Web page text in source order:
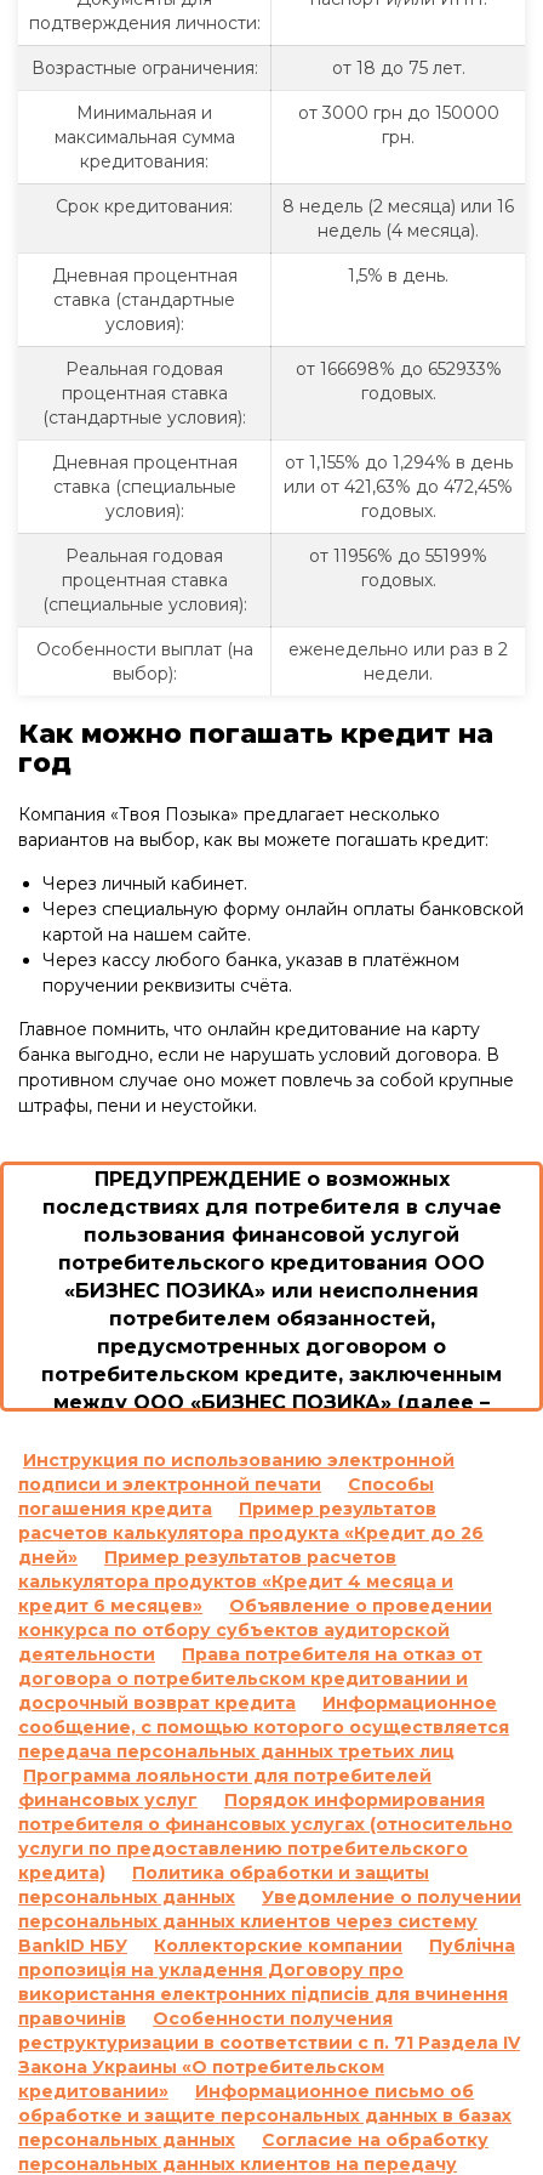
подтверждения личности:
Возрастные ограничения: от 18 до 75 лет.
Минимальная и
максимальная сумма
кредитования:
от 3000 грн до 150000
грн.
Срок кредитования:
8 недель (2 месяца) или 16
недель (4 месяца).
Дневная процентная
ставка (стандартные
условия):
1,5% в день.
Реальная годовая
процентная ставка
(стандартные условия):
от 166698% до 652933%
годовых.
Дневная процентная
ставка (специальные
условия):
от 1,155% до 1,294% в день
или от 421,63% до 472,45%
годовых.
Реальная годовая
процентная ставка
(специальные условия):
от 11956% до 55199%
годовых.
Особенности выплат (на
выбор):
еженедельно или раз в 2
недели.
Как можно погашать кредит на
год
Компания «Твоя Позыка» предлагает несколько
вариантов на выбор, как вы можете погашать кредит:
Через личный кабинет.
Через специальную форму онлайн оплаты банковской
картой на нашем сайте.
Через кассу любого банка, указав в платёжном
поручении реквизиты счёта.
Главное помнить, что онлайн кредитование на карту
банка выгодно, если не нарушать условий договора. В
противном случае оно может повлечь за собой крупные
штрафы, пени и неустойки.
ПРЕДУПРЕЖДЕНИЕ о возможных
последствиях для потребителя в случае
пользования финансовой услугой
потребительского кредитования ООО
«БИЗНЕС ПОЗИКА» или неисполнения
потребителем обязанностей,
предусмотренных договором о
потребительском кредите, заключенным
между ООО «БИЗНЕС ПОЗИКА» (далее –
1. Возможные последствия для потребителя в
случае пользования потребительским
кредитом или невыполнение им обязанностей
согласно договору о потребительском кредите,
включая просрочку выполнения обязательств
по уплате платежей, а также размер неустойки,
процентной ставки, других платежей,
применяемых или взимаемых в случае
невыполнения обязательства по договору о
потребительском кредите:
1.1.Ответственность за просрочку
выполнения и/или невыполнение условий
договора:
По договору о предоставлении кредита по
продукту «Кредит до 26 дней»:
Согласно п. 7.5. Договора о предоставлении
кредита:
«В случае просрочки выполнения Заемщиком
денежного обязательства по уплате процентов
за пользование Кредитом и/или Комиссии и/
или суммы Кредита в определенные
Договором сроки, на основании положений
части 2 статьи 625 Гражданского кодекса
Украины Кредитодатель имеет право
требовать, а Заемщик обязан уплатить
Кредитодателю сумму задолженности с учетом
Инструкция по использованию электронной
подписи и электронной печати
Способы
погашения кредита
Пример результатов
расчетов калькулятора продукта «Кредит до 26
дней»
Пример результатов расчетов
калькулятора продуктов «Кредит 4 месяца и
кредит 6 месяцев»
Объявление о проведении
конкурса по отбору субъектов аудиторской
деятельности
Права потребителя на отказ от
договора о потребительском кредитовании и
досрочный возврат кредита
Информационное
сообщение, с помощью которого осуществляется
передача персональных данных третьих лиц
Программа лояльности для потребителей
финансовых услуг
Порядок информирования
потребителя о финансовых услугах (относительно
услуги по предоставлению потребительского
кредита)
Политика обработки и защиты
персональных данных
Уведомление о получении
персональных данных клиентов через систему
BankID НБУ
Коллекторские компании
Публічна
пропозиція на укладення Договору про
використання електронних підписів для вчинення
правочинів
Особенности получения
реструктуризации в соответствии с п. 71 Раздела IV
Закона Украины «О потребительском
кредитовании»
Информационное письмо об
обработке и защите персональных данных в базах
персональных данных
Согласие на обработку
персональных данных клиентов на передачу